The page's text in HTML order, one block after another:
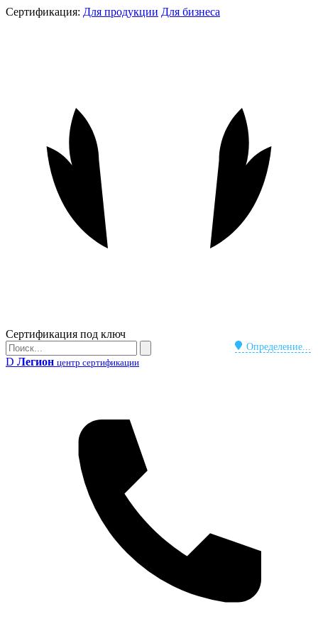
Сертификация: Для продукции Для бизнеса
Бейдж
Сертификация под ключ
Определение...
Поиск
Поиск
D Легион центр сертификации